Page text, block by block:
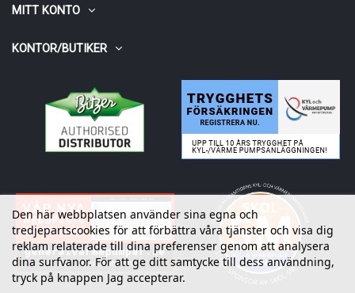
MITT KONTO
KONTOR/BUTIKER
Den här webbplatsen använder sina egna och
tredjepartscookies för att förbättra våra tjänster och visa dig
reklam relaterade till dina preferenser genom att analysera
dina surfvanor. För att ge ditt samtycke till dess användning,
tryck på knappen Jag accepterar.